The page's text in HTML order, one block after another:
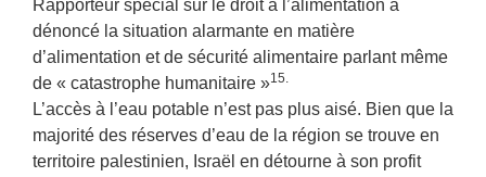
Rapporteur spécial sur le droit à l’alimentation a
dénoncé la situation alarmante en matière
d’alimentation et de sécurité alimentaire parlant même
de « catastrophe humanitaire »15.
L’accès à l’eau potable n’est pas plus aisé. Bien que la
majorité des réserves d’eau de la région se trouve en
territoire palestinien, Israël en détourne à son profit